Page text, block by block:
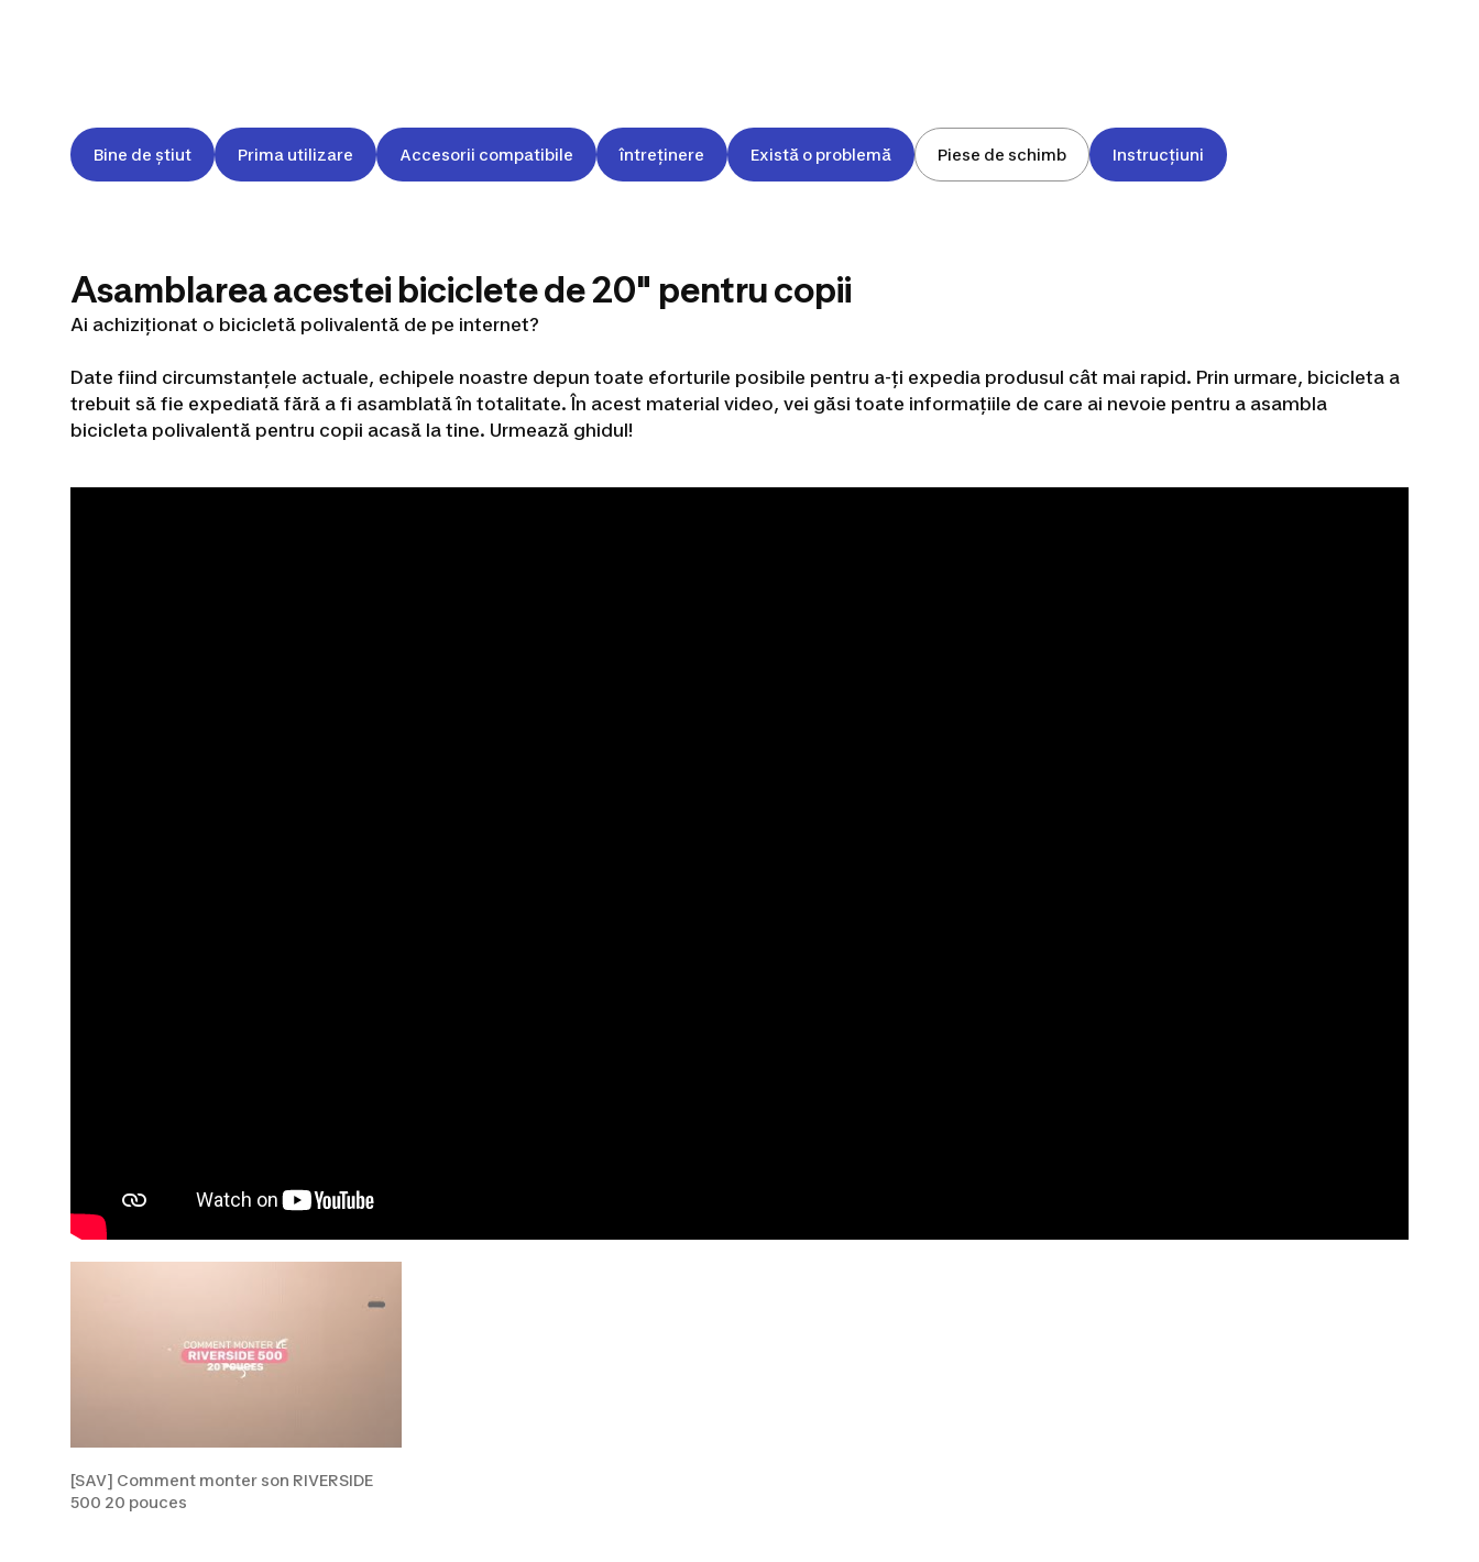
Bine de știut Prima utilizare Accesorii compatibile întreținere Există o problemă Piese de schimb Instrucțiuni
Asamblarea acestei biciclete de 20" pentru copii
Ai achiziționat o bicicletă polivalentă de pe internet?
Date fiind circumstanțele actuale, echipele noastre depun toate eforturile posibile pentru a-ți expedia produsul cât mai rapid. Prin urmare, bicicleta a
trebuit să fie expediată fără a fi asamblată în totalitate. În acest material video, vei găsi toate informațiile de care ai nevoie pentru a asambla
bicicleta polivalentă pentru copii acasă la tine. Urmează ghidul!
[SAV] Comment monter son RIVERSIDE
500 20 pouces